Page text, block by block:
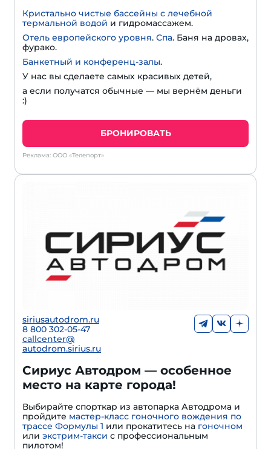
Кристально чистые бассейны с лечебной
термальной водой и гидромассажем.
Отель европейского уровня. Спа. Баня на дровах,
фурако.
Банкетный и конференц-залы.
У нас вы сделаете самых красивых детей,
а если получатся обычные — мы вернём деньги
:)
БРОНИРОВАТЬ
Реклама: ООО «Телепорт»
siriusautodrom.ru
8 800 302-05-47
callcenter@
autodrom.sirius.ru
Сириус Автодром — особенное
место на карте города!
Выбирайте спорткар из автопарка Автодрома и
пройдите мастер-класс гоночного вождения по
трассе Формулы 1 или прокатитесь на гоночном
или экстрим-такси с профессиональным
пилотом!